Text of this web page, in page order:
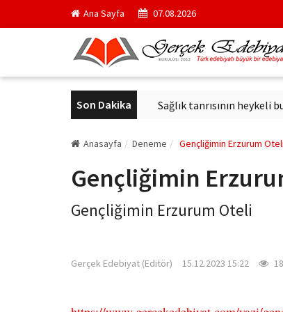
Ana Sayfa 07.08.2026
Son Dakika
kurul başkanı oldu Sağlık tanrısının heykeli bulundu
Anasayfa Deneme Gençliğimin Erzurum Oteli
Gençliğimin
Gençliğimin Erzurum Oteli
Gerçek Edebiyat (Editör) 15.12.2023 15:22